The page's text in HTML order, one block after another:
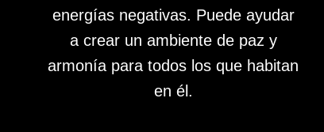
energías negativas. Puede ayudar
a crear un ambiente de paz y
armonía para todos los que habitan
en él.